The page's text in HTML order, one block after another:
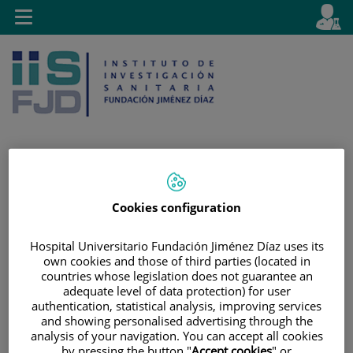
Jump to content
Active
en
Toggle
navigation
Cookies configuration
Hospital Universitario Fundación Jiménez Díaz uses its
own cookies and those of third parties (located in
countries whose legislation does not guarantee an
adequate level of data protection) for user
authentication, statistical analysis, improving services
and showing personalised advertising through the
analysis of your navigation. You can accept all cookies